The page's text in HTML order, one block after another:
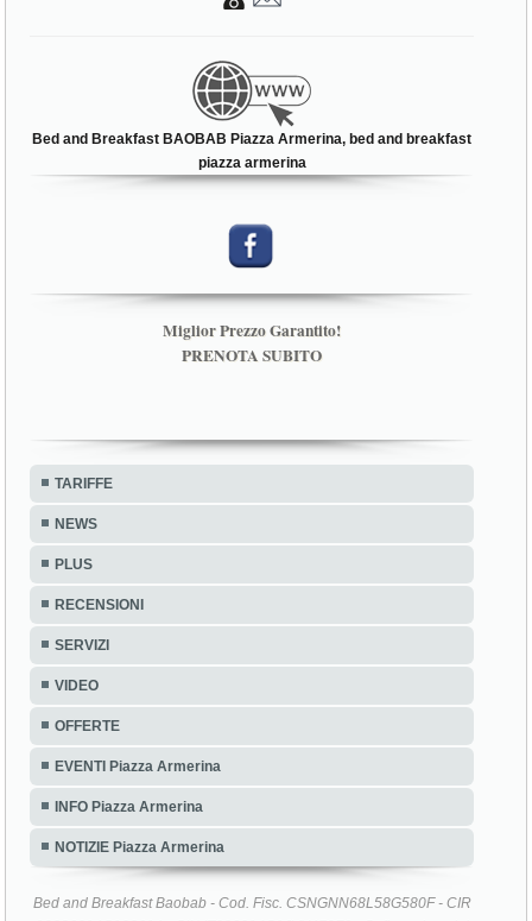
Bed and Breakfast BAOBAB Piazza Armerina, bed and breakfast
piazza armerina
Miglior Prezzo Garantito!
PRENOTA SUBITO
TARIFFE
NEWS
PLUS
RECENSIONI
SERVIZI
VIDEO
OFFERTE
EVENTI Piazza Armerina
INFO Piazza Armerina
NOTIZIE Piazza Armerina
Bed and Breakfast Baobab - Cod. Fisc. CSNGNN68L58G580F - CIR